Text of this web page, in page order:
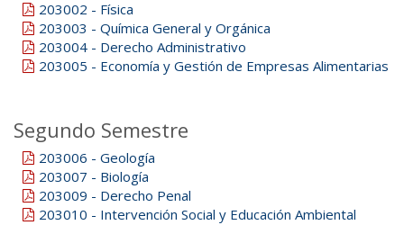
203002 - Física
203003 - Química General y Orgánica
203004 - Derecho Administrativo
203005 - Economía y Gestión de Empresas Alimentarias
Segundo Semestre
203006 - Geología
203007 - Biología
203009 - Derecho Penal
203010 - Intervención Social y Educación Ambiental